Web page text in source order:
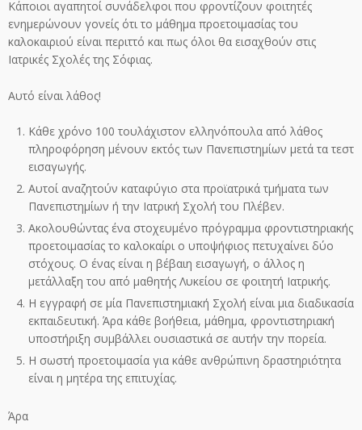
Κάποιοι αγαπητοί συνάδελφοι που φροντίζουν φοιτητές
ενημερώνουν γονείς ότι το μάθημα προετοιμασίας του
καλοκαιριού είναι περιττό και πως όλοι θα εισαχθούν στις
Ιατρικές Σχολές της Σόφιας.
Αυτό είναι λάθος!
Κάθε χρόνο 100 τουλάχιστον ελληνόπουλα από λάθος
πληροφόρηση μένουν εκτός των Πανεπιστημίων μετά τα τεστ
εισαγωγής.
Αυτοί αναζητούν καταφύγιο στα προϊατρικά τμήματα των
Πανεπιστημίων ή την Ιατρική Σχολή του Πλέβεν.
Ακολουθώντας ένα στοχευμένο πρόγραμμα φροντιστηριακής
προετοιμασίας το καλοκαίρι ο υποψήφιος πετυχαίνει δύο
στόχους. Ο ένας είναι η βέβαιη εισαγωγή, ο άλλος η
μετάλλαξη του από μαθητής Λυκείου σε φοιτητή Ιατρικής.
Η εγγραφή σε μία Πανεπιστημιακή Σχολή είναι μια διαδικασία
εκπαιδευτική. Άρα κάθε βοήθεια, μάθημα, φροντιστηριακή
υποστήριξη συμβάλλει ουσιαστικά σε αυτήν την πορεία.
Η σωστή προετοιμασία για κάθε ανθρώπινη δραστηριότητα
είναι η μητέρα της επιτυχίας.
Άρα